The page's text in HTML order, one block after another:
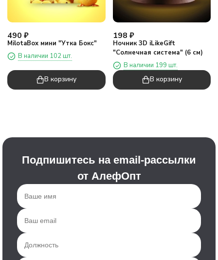
490 ₽
MilotaBox мини "Утка Бокс"
В наличии 102 шт.
В корзину
198 ₽
Ночник 3D iLikeGift
"Солнечная система" (6 см)
В наличии 199 шт.
В корзину
Подпишитесь на email-рассылки
от АлефОпт